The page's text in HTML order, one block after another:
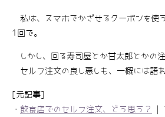
私は、スマホでかざせるクーポンを使
1回で。
しかし、回る寿司屋とか甘太郎とかの
セルフ注文の良し悪しも、一概には語れ
[元記事]
・ 飲食店でのセルフ注文、どう思う？ |